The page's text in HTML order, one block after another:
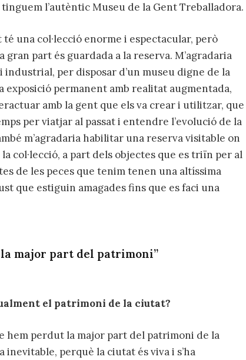
l’autèntic Museu de la Gent Treballadora.
té una col·lecció enorme i espectacular, però
part és guardada a la reserva. M’agradaria
per disposar d’un museu digne de la
exposició permanent amb realitat augmentada,
amb la gent que els va crear i utilitzar, que
per viatjar al passat i entendre l’evolució de la
m’agradaria habilitar una reserva visitable on
col·lecció, a part dels objectes que es triïn per al
de les peces que tenim tenen una altíssima
que estiguin amagades fins que es faci una
major part del patrimoni”
el patrimoni de la ciutat?
hem perdut la major part del patrimoni de la
inevitable, perquè la ciutat és viva i s’ha